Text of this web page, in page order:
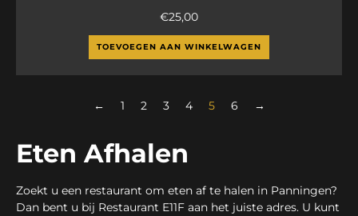
€25,00
TOEVOEGEN AAN WINKELWAGEN
← 1 2 3 4 5 6 →
Eten Afhalen
Zoekt u een restaurant om eten af te halen in Panningen?
Dan bent u bij Restaurant E11F aan het juiste adres. U kunt